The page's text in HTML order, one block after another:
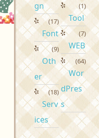
gn
Font
(17)
Oth
er
(9)
Serv
ices
(18)
Tool
(1)
WEB
(7)
Wor
dPres
s
(64)